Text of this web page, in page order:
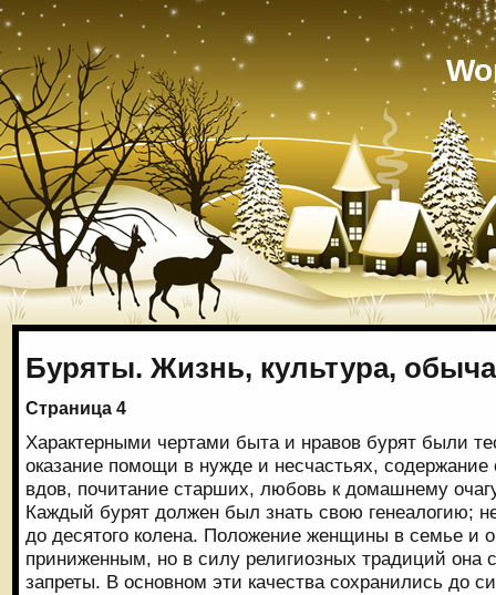
Буряты. Жизнь, культура,
Страница 4
Характерными чертами быта и нравов бурят были
оказание помощи в нужде и несчастьях,
вдов, почитание старших, любовь к домашнему
Каждый бурят должен был знать свою генеалогию;
до десятого колена. Положение женщины в семье и
приниженным, но в силу религиозных традиций она
запреты. В основном эти качества сохранились до